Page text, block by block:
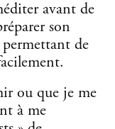
avant de
son
de
ou que je me
à me